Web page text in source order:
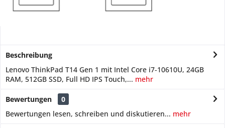
Beschreibung
Lenovo ThinkPad T14 Gen 1 mit Intel Core i7‑10610U, 24GB
RAM, 512GB SSD, Full HD IPS Touch,... mehr
Bewertungen
0
Bewertungen lesen, schreiben und diskutieren... mehr